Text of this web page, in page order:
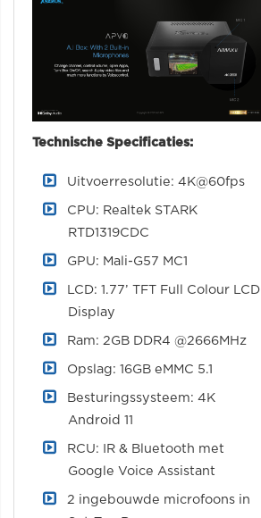
Technische Specificaties:
Uitvoerresolutie: 4K@60fps
CPU: Realtek STARK
RTD1319CDC
GPU: Mali-G57 MC1
LCD: 1.77’ TFT Full Colour LCD
Display
Ram: 2GB DDR4 @2666MHz
Opslag: 16GB eMMC 5.1
Besturingssysteem: 4K
Android 11
RCU: IR & Bluetooth met
Google Voice Assistant
2 ingebouwde microfoons in